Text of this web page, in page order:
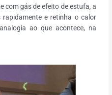
com gás de efeito de estufa, a
e retinha o calor
ao que acontece, na